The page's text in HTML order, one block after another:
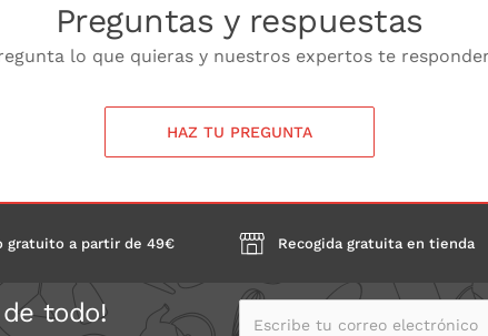
Preguntas y respuestas
lo que quieras y nuestros expertos te
HAZ TU PREGUNTA
gratuito a partir de 49€ Recogida gratuita en tienda
todo! Escribe tu correo electrónico